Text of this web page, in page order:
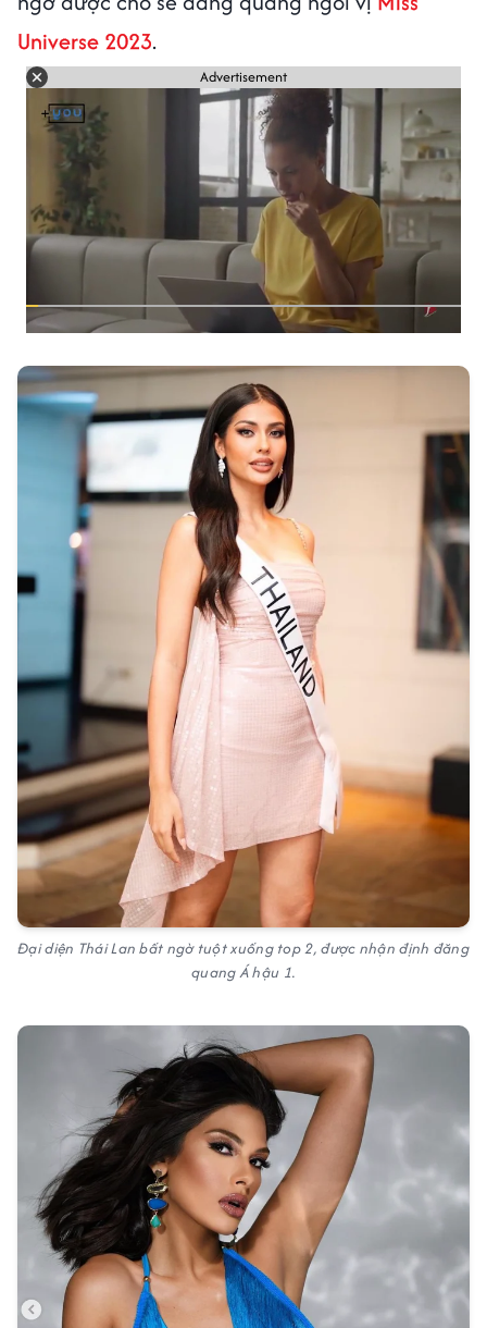
Universe 2023.
Advertisement
Đại diện Thái Lan bất ngờ tuột xuống top 2, được nhận định đăng
quang Á hậu 1.